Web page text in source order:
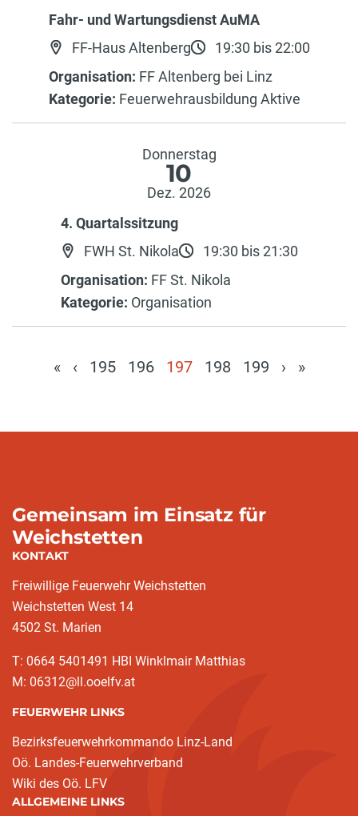
Fahr- und Wartungsdienst AuMA
FF-Haus Altenberg
19:30 bis 22:00
Organisation: FF Altenberg bei Linz
Kategorie: Feuerwehrausbildung Aktive
Donnerstag
10
Dez. 2026
4. Quartalssitzung
FWH St. Nikola
19:30 bis 21:30
Organisation: FF St. Nikola
Kategorie: Organisation
« ‹ 195 196 197 198 199 › »
Gemeinsam im Einsatz für
Weichstetten
KONTAKT
Freiwillige Feuerwehr Weichstetten
Weichstetten West 14
4502 St. Marien
T: 0664 5401491 HBI Winklmair Matthias
M: 06312@ll.ooelfv.at
FEUERWEHR LINKS
Bezirksfeuerwehrkommando Linz-Land
Oö. Landes-Feuerwehrverband
Wiki des Oö. LFV
ALLGEMEINE LINKS